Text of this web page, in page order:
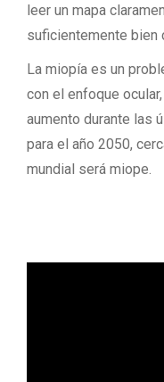
leer un mapa
suficientemente bien
La miopía es un
con el enfoque
aumento durante las
para el año 2050,
mundial será miope.